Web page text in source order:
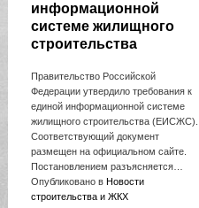
информационной
системе жилищного
строительства
Правительство Российской
Федерации утвердило требования к
единой информационной системе
жилищного строительства (ЕИСЖС).
Соответствующий документ
размещен на официальном сайте.
Постановлением разъясняется…
Опубликовано в Новости
строительства и ЖКХ